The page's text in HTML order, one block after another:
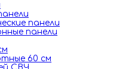
панели
панели
60 см